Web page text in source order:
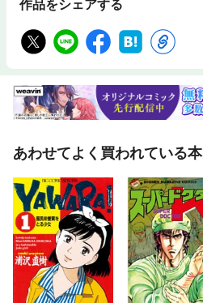
作品をシェアする
あわせてよく買われている本